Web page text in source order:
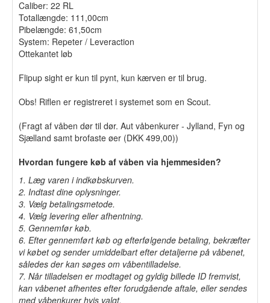
Caliber: 22 RL
Totallængde: 111,00cm
Pibelængde: 61,50cm
System: Repeter / Leveraction
Ottekantet løb
Flipup sight er kun til pynt, kun kærven er til brug.
Obs! Riflen er registreret i systemet som en Scout.
(Fragt af våben dør til dør. Aut våbenkurer - Jylland, Fyn og
Sjælland samt brofaste øer (DKK 499,00))
Hvordan fungere køb af våben via hjemmesiden?
1. Læg varen i indkøbskurven.
2. Indtast dine oplysninger.
3. Vælg betalingsmetode.
4. Vælg levering eller afhentning.
5. Gennemfør køb.
6. Efter gennemført køb og efterfølgende betaling, bekræfter
vi købet og sender umiddelbart efter detaljerne på våbenet,
således der kan søges om våbentilladelse.
7. Når tilladelsen er modtaget og gyldig billede ID fremvist,
kan våbenet afhentes efter forudgående aftale, eller sendes
med våbenkurer hvis valgt.